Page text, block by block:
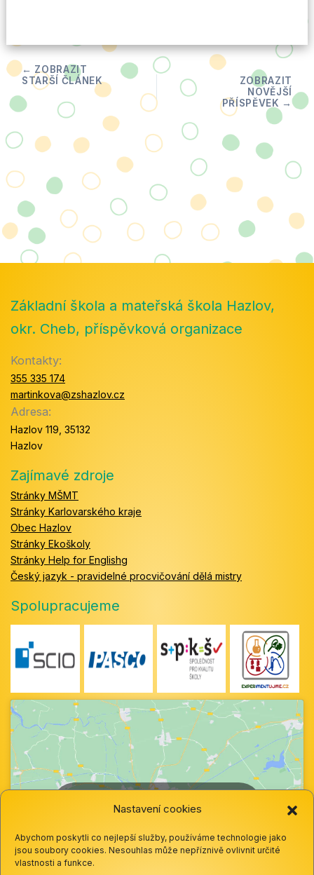
Nastavení cookies
Abychom poskytli co nejlepší služby, používáme technologie jako
jsou soubory cookies. Nesouhlas může nepříznivě ovlivnit určité
vlastnosti a funkce.
Základní škola a mateřská škola Hazlov,
okr. Cheb, příspěvková organizace
Kontakty:
355 335 174
martinkova@zshazlov.cz
Adresa:
Hazlov 119, 35132
Hazlov
Zajímavé zdroje
Stránky MŠMT
Stránky Karlovarského kraje
Obec Hazlov
Stránky Ekoškoly
Stránky Help for Englishg
Český jazyk - pravidelné procvičování dělá mistry
Spolupracujeme
cookie a povolte tento obsah